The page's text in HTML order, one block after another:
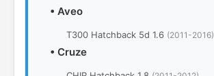
• Aveo
T300 Hatchback 5d 1.6 (2011-2016)
• Cruze